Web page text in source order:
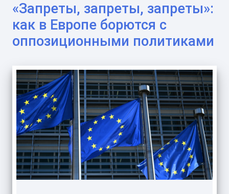
«Запреты, запреты, запреты»:
как в Европе борются с
оппозиционными политиками